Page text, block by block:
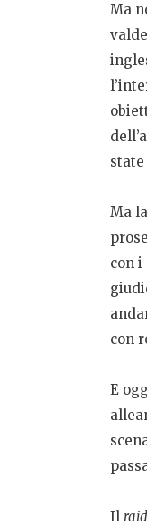
Ma
Ma
con i
con
E
Il raid